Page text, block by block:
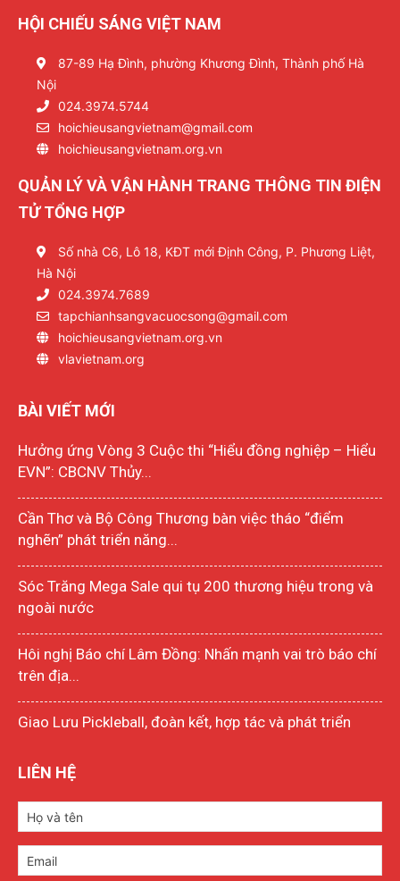
HỘI CHIẾU SÁNG VIỆT NAM
87-89 Hạ Đình, phường Khương Đình, Thành phố Hà
Nội
024.3974.5744
hoichieusangvietnam@gmail.com
hoichieusangvietnam.org.vn
QUẢN LÝ VÀ VẬN HÀNH TRANG THÔNG TIN ĐIỆN
TỬ TỔNG HỢP
Số nhà C6, Lô 18, KĐT mới Định Công, P. Phương Liệt,
Hà Nội
024.3974.7689
tapchianhsangvacuocsong@gmail.com
hoichieusangvietnam.org.vn
vlavietnam.org
BÀI VIẾT MỚI
Hưởng ứng Vòng 3 Cuộc thi “Hiểu đồng nghiệp – Hiểu
EVN”: CBCNV Thủy...
Cần Thơ và Bộ Công Thương bàn việc tháo “điểm
nghẽn” phát triển năng...
Sóc Trăng Mega Sale qui tụ 200 thương hiệu trong và
ngoài nước
Hôi nghị Báo chí Lâm Đồng: Nhấn mạnh vai trò báo chí
trên địa...
Giao Lưu Pickleball, đoàn kết, hợp tác và phát triển
LIÊN HỆ